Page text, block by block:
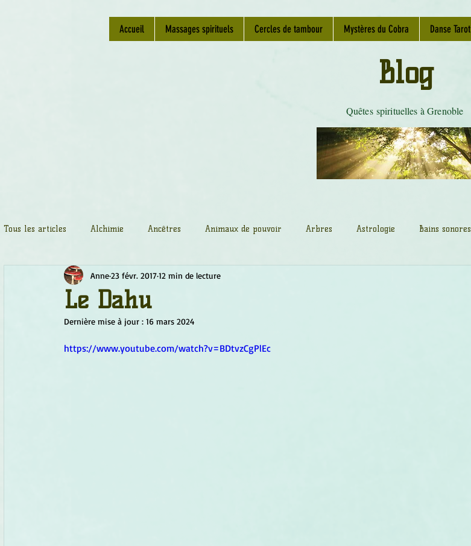
Accueil Massages spirituels Cercles de tambour Mystères du Cobra Danse Tarot
Quêtes spirituelles à Grenoble
Blog
Tous les articles Alchimie Ancêtres Animaux de pouvoir Arbres Astrologie Bains sonores
Chamanisme Champignons Conscience
Fleurs de Bach Géométrie sacrée
Le Dahu
Anne23 févr. 201712 min de lecture
Dernière mise à jour : 16 mars 2024
https://www.youtube.com/watch?v=BDtvzCgPlEc